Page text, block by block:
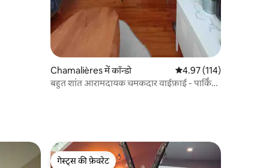
Chamalières में कॉन्डो औसत रेटिंग 5 में से 4.97,
4.97 (114)
बहुत शांत आरामदायक चमकदार वाईफ़ाई - पार्किंग
गेस्ट्स की फ़ेवरेट